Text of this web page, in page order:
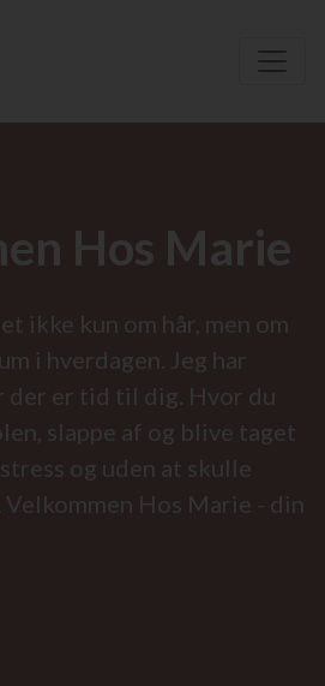
Hos Marie
ikke kun om hår, men om
i hverdagen. Jeg har
der er tid til dig. Hvor du
slappe af og blive taget
og uden at skulle
Hos Marie - din